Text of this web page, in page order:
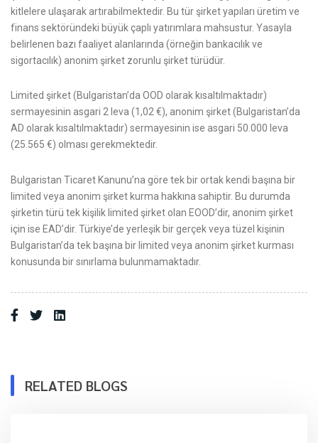
kitlelere ulaşarak artırabilmektedir. Bu tür şirket yapıları üretim ve
finans sektöründeki büyük çaplı yatırımlara mahsustur. Yasayla
belirlenen bazı faaliyet alanlarında (örneğin bankacılık ve
sigortacılık) anonim şirket zorunlu şirket türüdür.
Limited şirket (Bulgaristan’da OOD olarak kısaltılmaktadır)
sermayesinin asgari 2 leva (1,02 €), anonim şirket (Bulgaristan’da
AD olarak kısaltılmaktadır) sermayesinin ise asgari 50.000 leva
(25.565 €) olması gerekmektedir.
Bulgaristan Ticaret Kanunu’na göre tek bir ortak kendi başına bir
limited veya anonim şirket kurma hakkına sahiptir. Bu durumda
şirketin türü tek kişilik limited şirket olan EOOD’dir, anonim şirket
için ise EAD’dir. Türkiye’de yerleşik bir gerçek veya tüzel kişinin
Bulgaristan’da tek başına bir limited veya anonim şirket kurması
konusunda bir sınırlama bulunmamaktadır.
RELATED BLOGS